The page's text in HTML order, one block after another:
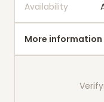
Availability
More